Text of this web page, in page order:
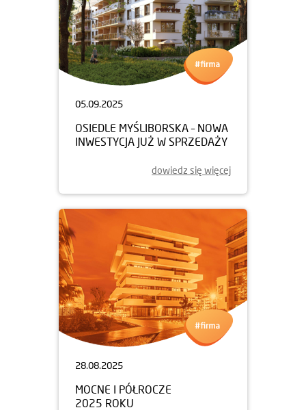
05.09.2025
OSIEDLE MYŚLIBORSKA – NOWA
INWESTYCJA JUŻ W SPRZEDAŻY
dowiedz się więcej
28.08.2025
MOCNE I PÓŁROCZE
2025 ROKU